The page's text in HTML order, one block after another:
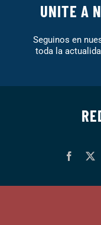
UNITE A
Seguinos en
toda la